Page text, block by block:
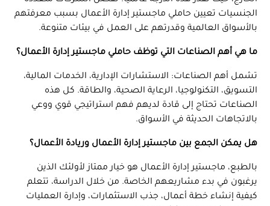
الجنسيات تعيين حاملي ماجستير إدارة الأعمال بسبب معرفتهم
بالأسواق العالمية وقدرتهم على العمل في بيئات متنوعة.
ما هي أهم الصناعات التي توظف حاملي ماجستير إدارة الأعمال؟
تشمل أهم الصناعات: الاستشارات الإدارية، الخدمات المالية،
التسويق، التكنولوجيا، الرعاية الصحية، والطاقة. كل هذه
الصناعات تحتاج إلى قادة لديهم فهم استراتيجي قوي ووعي
بالاتجاهات الحديثة في الأسواق.
هل يمكن الجمع بين ماجستير إدارة الأعمال وريادة الأعمال؟
بالطبع، ماجستير إدارة الأعمال هو خيار ممتاز لأولئك الذين
يرغبون في بدء مشاريعهم الخاصة. من خلال الدراسة، تتعلم
كيفية إنشاء خطة أعمال، جذب الاستثمارات، وإدارة العمليات